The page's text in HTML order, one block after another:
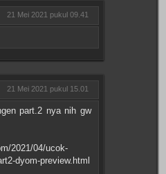
21 Mei 2021 pukul 09.41
21 Mei 2021 pukul 15.01
part.2 nya nih gw
2021/04/ucok-
dyom-preview.html